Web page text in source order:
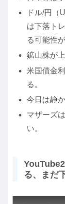
ドル/円（
は下落ト
る可能性
鉱山株が
米国債金
る。
今日は静
マザーズ
い。
る、まだ